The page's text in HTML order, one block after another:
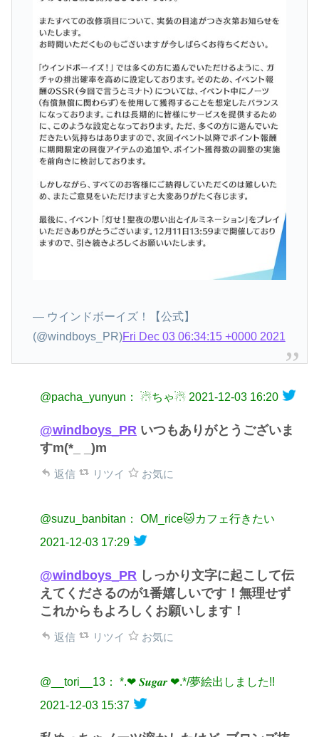
— ウインドボーイズ！【公式】
(@windboys_PR)Fri Dec 03 06:34:15 +0000 2021
@pacha_yunyun： ☃︎ちゃ☃︎ 2021-12-03 16:20
@windboys_PR いつもありがとうございま
すm(*_ _)m
返信 リツイ お気に
@suzu_banbitan： OM_rice🐱カフェ行きたい
2021-12-03 17:29
@windboys_PR しっかり文字に起こして伝
えてくださるのが1番嬉しいです！無理せず
これからもよろしくお願いします！
返信 リツイ お気に
@__tori__13： *.❤︎ 𝑺𝒖𝒈𝒂𝒓 ❤︎.*/夢絵出しました!!
2021-12-03 15:37